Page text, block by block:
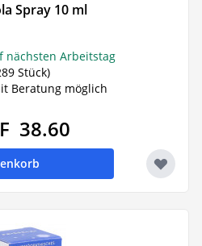
Spray 10 ml
nächsten Arbeitstag
Stück)
Beratung möglich
38.60